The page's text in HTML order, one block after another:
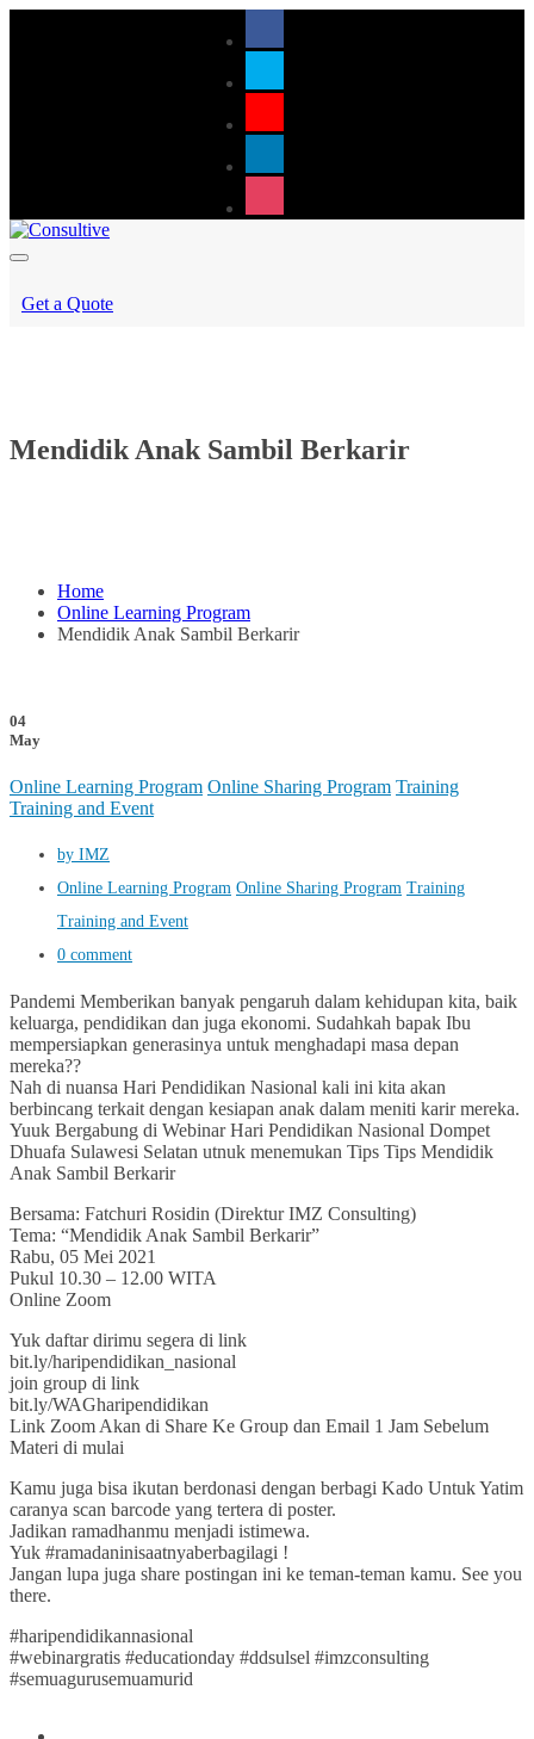
Get a Quote
Mendidik Anak Sambil Berkarir
Home
Online Learning Program
Mendidik Anak Sambil Berkarir
04
May
Online Learning Program Online Sharing Program Training
Training and Event
by IMZ
Online Learning Program Online Sharing Program Training
Training and Event
0 comment
Pandemi Memberikan banyak pengaruh dalam kehidupan kita, baik
keluarga, pendidikan dan juga ekonomi. Sudahkah bapak Ibu
mempersiapkan generasinya untuk menghadapi masa depan
mereka??
Nah di nuansa Hari Pendidikan Nasional kali ini kita akan
berbincang terkait dengan kesiapan anak dalam meniti karir mereka.
Yuuk Bergabung di Webinar Hari Pendidikan Nasional Dompet
Dhuafa Sulawesi Selatan utnuk menemukan Tips Tips Mendidik
Anak Sambil Berkarir
Bersama: Fatchuri Rosidin (Direktur IMZ Consulting)
Tema: “Mendidik Anak Sambil Berkarir”
Rabu, 05 Mei 2021
Pukul 10.30 – 12.00 WITA
Online Zoom
Yuk daftar dirimu segera di link
bit.ly/haripendidikan_nasional
join group di link
bit.ly/WAGharipendidikan
Link Zoom Akan di Share Ke Group dan Email 1 Jam Sebelum
Materi di mulai
Kamu juga bisa ikutan berdonasi dengan berbagi Kado Untuk Yatim
caranya scan barcode yang tertera di poster.
Jadikan ramadhanmu menjadi istimewa.
Yuk #ramadaninisaatnyaberbagilagi !
Jangan lupa juga share postingan ini ke teman-teman kamu. See you
there.
#haripendidikannasional
#webinargratis #educationday #ddsulsel #imzconsulting
#semuagurusemuamurid